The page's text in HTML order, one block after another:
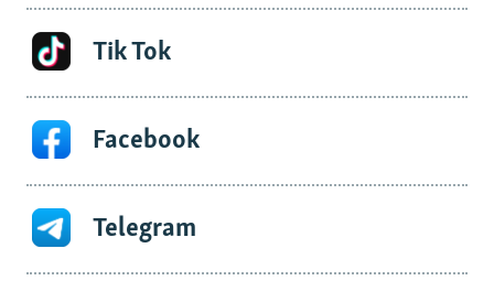
Tik Tok
Facebook
Telegram